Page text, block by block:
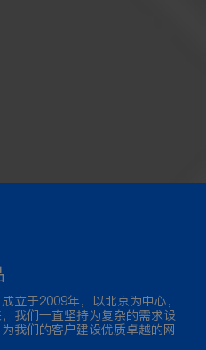
立于2009年，以北京为中心，
我们一直坚持为复杂的需求设
我们的客户建设优质卓越的网